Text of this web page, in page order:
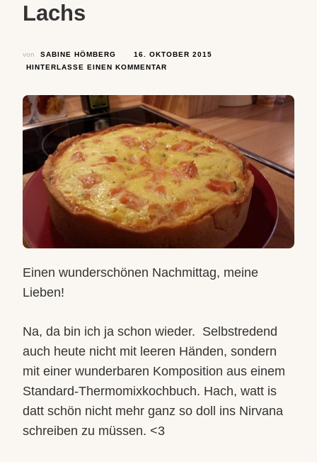
Lachs
von SABINE HÖMBERG
16. OKTOBER 2015
HINTERLASSE EINEN KOMMENTAR
UND
LACHS
Einen wunderschönen Nachmittag, meine
Lieben!
Na, da bin ich ja schon wieder. Selbstredend
auch heute nicht mit leeren Händen, sondern
mit einer wunderbaren Komposition aus einem
Standard-Thermomixkochbuch. Hach, watt is
datt schön nicht mehr ganz so doll ins Nirvana
schreiben zu müssen. <3